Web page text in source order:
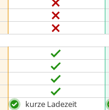
kurze Ladezeit